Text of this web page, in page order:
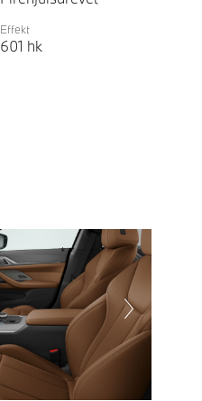
Effekt
601 hk
Next